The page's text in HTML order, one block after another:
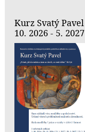
Kurz Svatý Pavel
10. 2026 - 5. 2027